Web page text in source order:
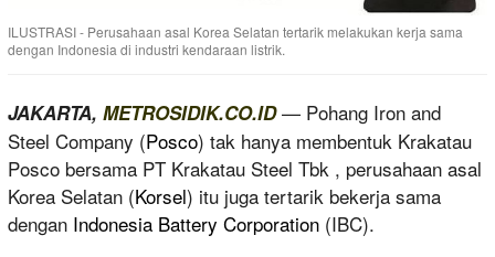
ILUSTRASI - Perusahaan asal Korea Selatan tertarik melakukan kerja sama
dengan Indonesia di industri kendaraan listrik.
JAKARTA, METROSIDIK.CO.ID— Pohang Iron and
Steel Company (Posco) tak hanya membentuk Krakatau
Posco bersama PT Krakatau Steel Tbk , perusahaan asal
Korea Selatan (Korsel) itu juga tertarik bekerja sama
dengan Indonesia Battery Corporation (IBC).